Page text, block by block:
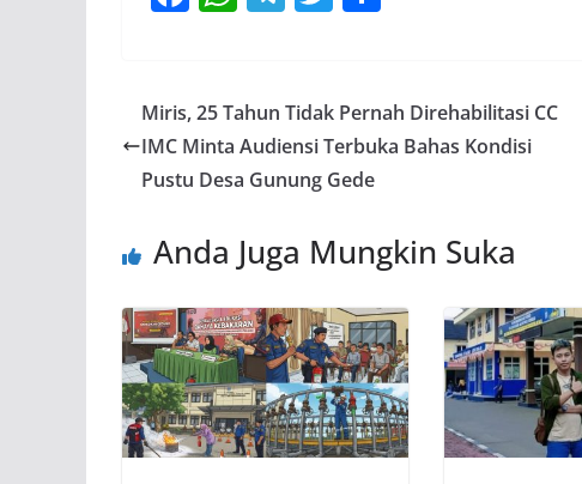
b
o
o
s
A
p
gr
a
m
er e
Miris, 25 Tahun Tidak Pernah Direhabilitasi CC
IMC Minta Audiensi Terbuka Bahas Kondisi
Pustu Desa Gunung Gede
Anda Juga Mungkin Suka